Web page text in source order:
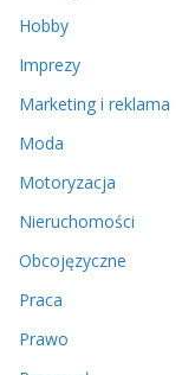
Hobby
Imprezy
Marketing i reklama
Moda
Motoryzacja
Nieruchomości
Obcojęzyczne
Praca
Prawo